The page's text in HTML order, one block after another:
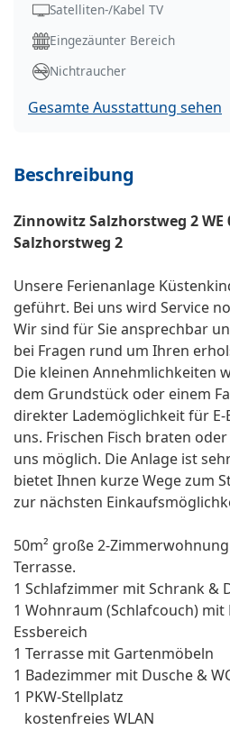
Satelliten-/Kabel TV
Eingezäunter Bereich
Nichtraucher
Gesamte Ausstattung sehen
Beschreibung
Zinnowitz Salzhorstweg 2 WE
Salzhorstweg 2
Unsere Ferienanlage
geführt. Bei uns wird Service
Wir sind für Sie ansprechbar
bei Fragen rund um Ihren
Die kleinen Annehmlichkeiten
dem Grundstück oder einem
direkter Lademöglichkeit für E-
uns. Frischen Fisch braten
uns möglich. Die Anlage ist
bietet Ihnen kurze Wege zum
zur nächsten
50m² große 2-
Terrasse.
1 Schlafzimmer mit Schrank &
1 Wohnraum (Schlafcouch) mit
Essbereich
1 Terrasse mit Gartenmöbeln
1 Badezimmer mit Dusche &
1 PKW-Stellplatz
kostenfreies WLAN